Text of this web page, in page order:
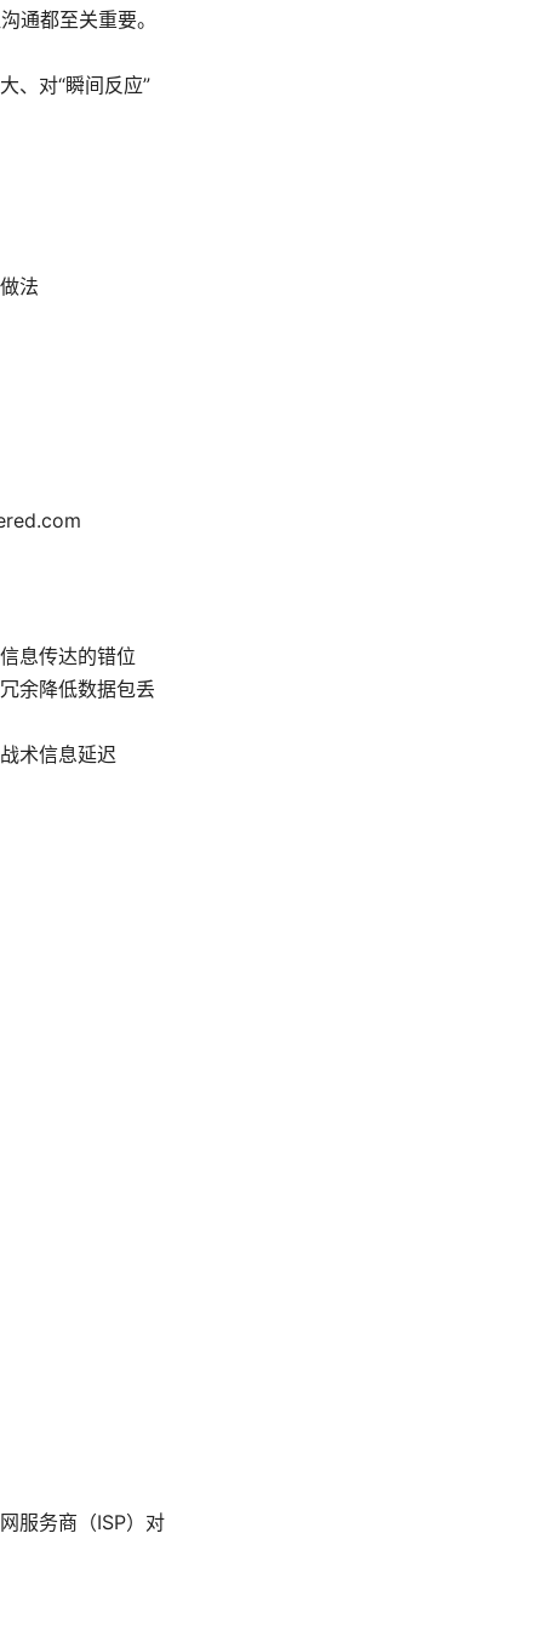
通都至关重要。
、对“瞬间反应”
法
息传达的错位
余降低数据包丢
术信息延迟
服务商（ISP）对